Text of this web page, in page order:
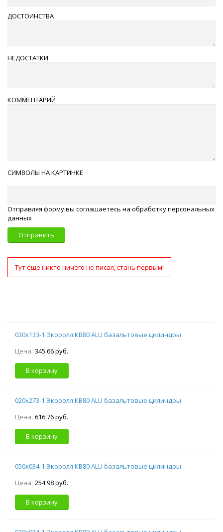
ДОСТОИНСТВА
НЕДОСТАТКИ
КОММЕНТАРИЙ
СИМВОЛЫ НА КАРТИНКЕ
Отправляя форму вы соглашаетесь на обработку персональных
данных
Отправить
Тут еще никто ничего не писал, стань первым!
030х133-1 Экоролл КВ80 ALU базальтовые цилиндры
Цена: 345.66 руб.
В корзину
020х273-1 Экоролл КВ80 ALU базальтовые цилиндры
Цена: 616.76 руб.
В корзину
050х034-1 Экоролл КВ80 ALU базальтовые цилиндры
Цена: 254.98 руб.
В корзину